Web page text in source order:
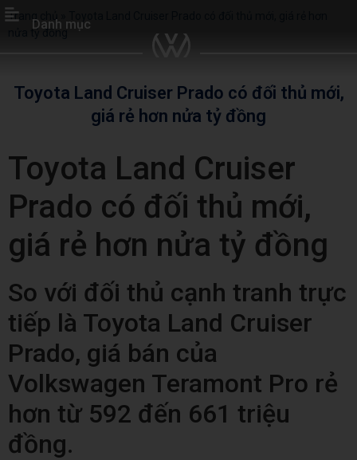
Danh mục
Trang chủ
nửa tỷ đồng
Toyota Land Cruiser Prado có đối thủ mới,
giá rẻ hơn nửa tỷ đồng
Toyota Land Cruiser
Prado có đối thủ mới,
giá rẻ hơn nửa tỷ đồng
So với đối thủ cạnh tranh trực
tiếp là Toyota Land Cruiser
Prado, giá bán của
Volkswagen Teramont Pro rẻ
hơn từ 592 đến 661 triệu
đồng.